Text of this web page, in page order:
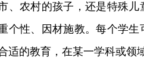
、农村的孩子，还是特殊
个性、因材施教。每个学
适的教育，在某一学科或领